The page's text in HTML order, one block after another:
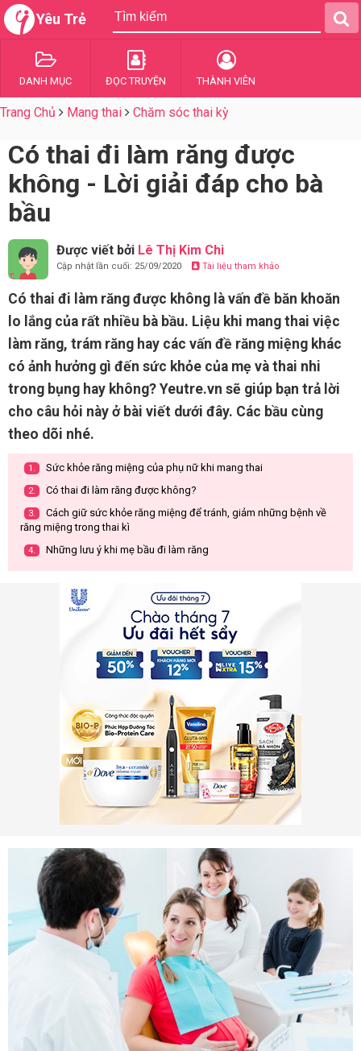
Yêu Trẻ
DANH MỤC ĐỌC TRUYỆN THÀNH VIÊN
Trang Chủ Mang thai Chăm sóc thai kỳ
Có thai đi làm răng được
không - Lời giải đáp cho bà
bầu
Được viết bởi Lê Thị Kim Chi
Cập nhật lần cuối: 25/09/2020 Tài liệu tham khảo
Có thai đi làm răng được không là vấn đề băn khoăn
lo lắng của rất nhiều bà bầu. Liệu khi mang thai việc
làm răng, trám răng hay các vấn đề răng miệng khác
có ảnh hưởng gì đến sức khỏe của mẹ và thai nhi
trong bụng hay không? Yeutre.vn sẽ giúp bạn trả lời
cho câu hỏi này ở bài viết dưới đây. Các bầu cùng
theo dõi nhé.
1. Sức khỏe răng miệng của phụ nữ khi mang thai
2. Có thai đi làm răng được không?
3.
Cách giữ sức khỏe răng miệng để tránh, giảm những bệnh về
răng miệng trong thai kì
4. Những lưu ý khi mẹ bầu đi làm răng